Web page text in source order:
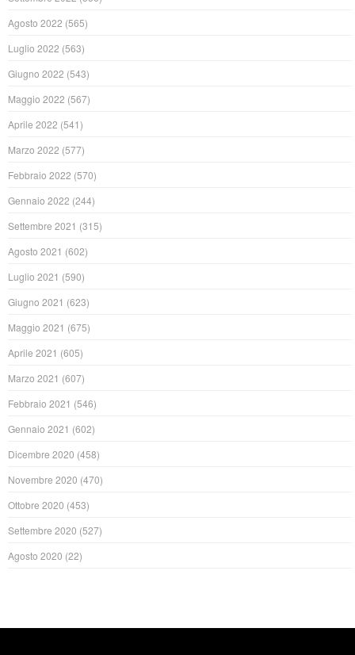
Agosto 2022 (565)
Luglio 2022 (563)
Giugno 2022 (543)
Maggio 2022 (567)
Aprile 2022 (541)
Marzo 2022 (577)
Febbraio 2022 (570)
Gennaio 2022 (244)
Settembre 2021 (315)
Agosto 2021 (602)
Luglio 2021 (590)
Giugno 2021 (623)
Maggio 2021 (675)
Aprile 2021 (605)
Marzo 2021 (607)
Febbraio 2021 (546)
Gennaio 2021 (602)
Dicembre 2020 (458)
Novembre 2020 (470)
Ottobre 2020 (453)
Settembre 2020 (527)
Agosto 2020 (22)